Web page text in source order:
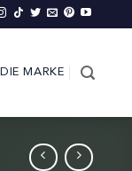
DIE MARKE